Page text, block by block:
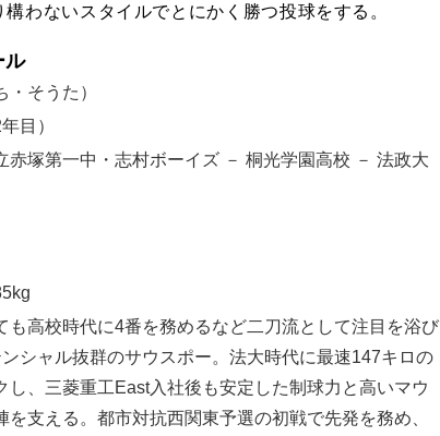
わないスタイルでとにかく勝つ投球をする。
ル
そうた）
目）
赤塚第一中・志村ボーイズ － 桐光学園高校 － 法政大
も高校時代に4番を務めるなど二刀流として注目を浴び
シャル抜群のサウスポー。法大時代に最速147キロの
し、三菱重工East入社後も安定した制球力と高いマウ
を支える。都市対抗西関東予選の初戦で先発を務め、